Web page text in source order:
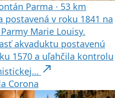
Parma · 53 km
postavená v roku 1841 na
Marie Louisy.
akvaduktu postavenú
1570 a uľahčila kontrolu
north_east
Corona